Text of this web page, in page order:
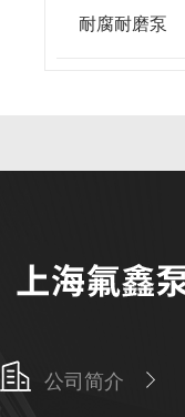
耐腐耐磨泵
公司简介